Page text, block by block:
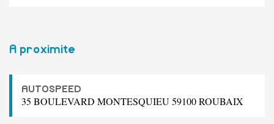
A proximite
AUTOSPEED
35 BOULEVARD MONTESQUIEU 59100 ROUBAIX